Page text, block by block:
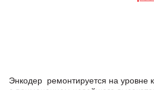
Энкодер ремонтируется на уровне